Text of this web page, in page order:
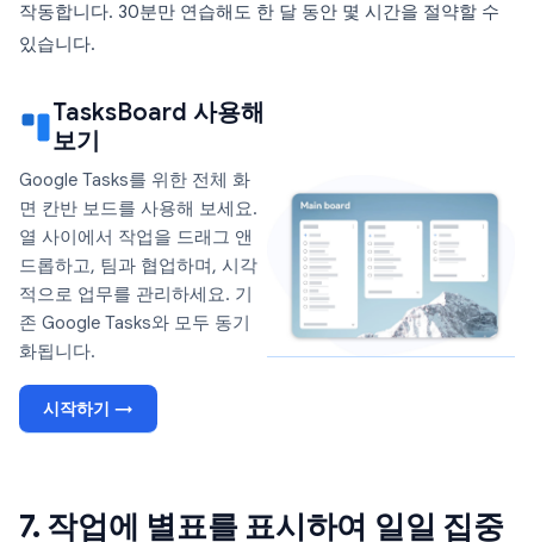
작동합니다. 30분만 연습해도 한 달 동안 몇 시간을 절약할 수
있습니다.
TasksBoard 사용해
보기
Google Tasks를 위한 전체 화
면 칸반 보드를 사용해 보세요.
열 사이에서 작업을 드래그 앤
드롭하고, 팀과 협업하며, 시각
적으로 업무를 관리하세요. 기
존 Google Tasks와 모두 동기
화됩니다.
시작하기 →
7. 작업에 별표를 표시하여 일일 집중